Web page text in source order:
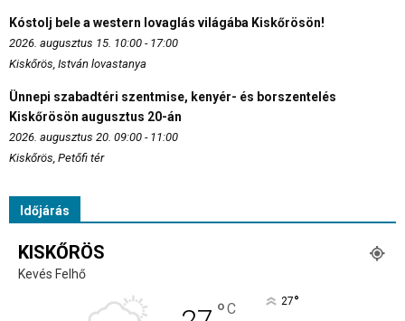
Kóstolj bele a western lovaglás világába Kiskőrösön!
2026. augusztus 15. 10:00 - 17:00
Kiskőrös, István lovastanya
Ünnepi szabadtéri szentmise, kenyér- és borszentelés
Kiskőrösön augusztus 20-án
2026. augusztus 20. 09:00 - 11:00
Kiskőrös, Petőfi tér
Időjárás
KISKŐRÖS
Kevés Felhő
°C 27°